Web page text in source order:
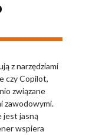
z narzędziami
czy Copilot,
związane
zawodowymi.
jest jasną
wspiera